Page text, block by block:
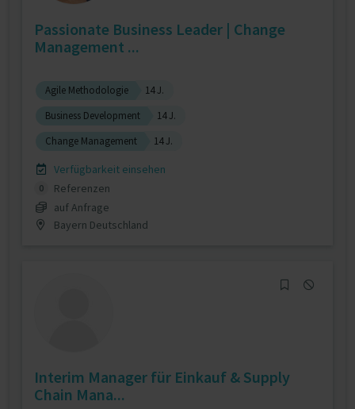
Passionate Business Leader | Change
Management ...
Agile Methodologie
14 J.
Business Development
14 J.
Change Management
14 J.
Verfügbarkeit einsehen
0
Referenzen
auf Anfrage
Bayern Deutschland
Interim Manager für Einkauf & Supply
Chain Mana...